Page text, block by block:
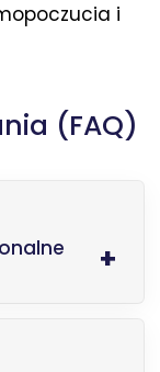
i
(FAQ)